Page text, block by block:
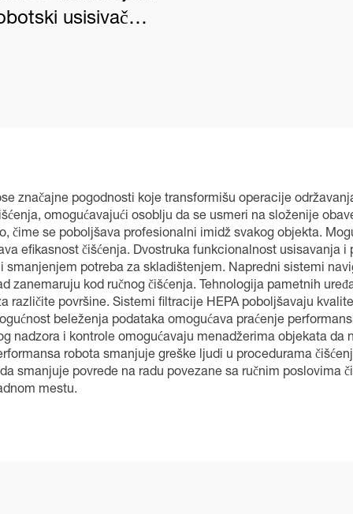
usisivač
značajne pogodnosti koje transformišu operacije
omogućavajući osoblju da se usmeri na složenije
čime se poboljšava profesionalni imidž svakog objekta.
efikasnost čišćenja. Dvostruka funkcionalnost usisavanja
potreba za skladištenjem. Napredni sistemi
zanemaruju kod ručnog čišćenja. Tehnologija pametnih
različite površine. Sistemi filtracije HEPA poboljšavaju
beleženja podataka omogućava praćenje
nadzora i kontrole omogućavaju menadžerima objekata da
robota smanjuje greške ljudi u procedurama
smanjuje povrede na radu povezane sa ručnim poslovima
mestu.